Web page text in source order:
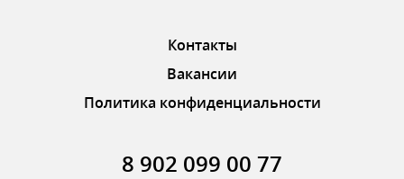
Контакты
Вакансии
Политика конфиденциальности
8 902 099 00 77